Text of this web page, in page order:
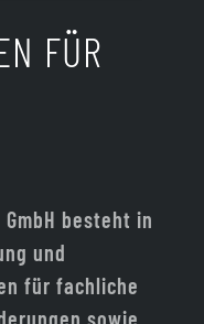
FÜR
besteht in
und
für fachliche
sowie